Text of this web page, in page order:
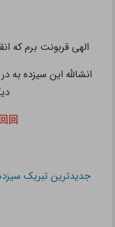
الهی قربونت برم که
انشالله این سیزده به
回